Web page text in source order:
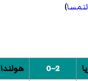
)
2–0 هولندا